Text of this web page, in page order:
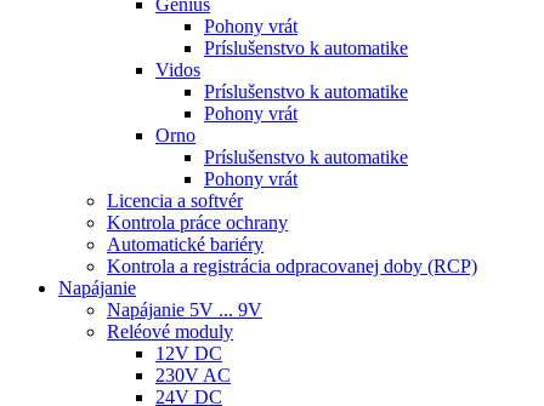
Genius
Pohony vrát
Príslušenstvo k automatike
Vidos
Príslušenstvo k automatike
Pohony vrát
Orno
Príslušenstvo k automatike
Pohony vrát
Licencia a softvér
Kontrola práce ochrany
Automatické bariéry
Kontrola a registrácia odpracovanej doby (RCP)
Napájanie
Napájanie 5V ... 9V
Reléové moduly
12V DC
230V AC
24V DC